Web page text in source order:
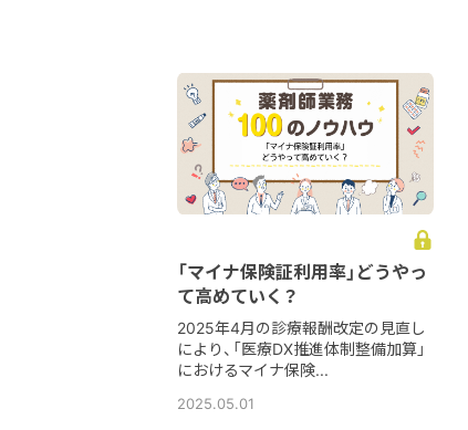
「マイナ保険証利用率」どうやっ
て高めていく？
2025年4月の診療報酬改定の見直し
により、「医療DX推進体制整備加算」
におけるマイナ保険...
2025.05.01